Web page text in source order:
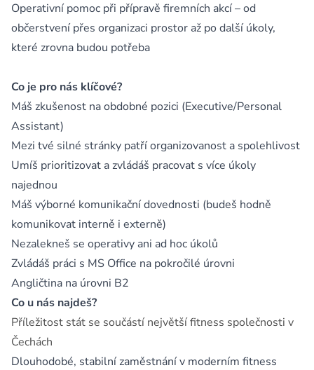
Operativní pomoc při přípravě firemních akcí – od
občerstvení přes organizaci prostor až po další úkoly,
které zrovna budou potřeba
Co je pro nás klíčové?
Máš zkušenost na obdobné pozici (Executive/Personal
Assistant)
Mezi tvé silné stránky patří organizovanost a spolehlivost
Umíš prioritizovat a zvládáš pracovat s více úkoly
najednou
Máš výborné komunikační dovednosti (budeš hodně
komunikovat interně i externě)
Nezalekneš se operativy ani ad hoc úkolů
Zvládáš práci s MS Office na pokročilé úrovni
Angličtina na úrovni B2
Co u nás najdeš?
Příležitost stát se součástí největší fitness společnosti v
Čechách
Dlouhodobé, stabilní zaměstnání v moderním fitness